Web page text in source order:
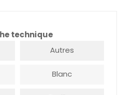
technique
Autres
Blanc